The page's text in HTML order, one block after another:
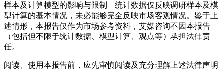
样本及计算模型的影响与限制，统计数据仅反映调研样本及模
型计算的基本情况，未必能够完全反映市场客观情况。鉴于上
述情形，本报告仅作为市场参考资料，艾媒咨询不因本报告
（包括但不限于统计数据、模型计算、观点等）承担法律责
任。
阅读、使用本报告前，应先审慎阅读及充分理解上述法律声明